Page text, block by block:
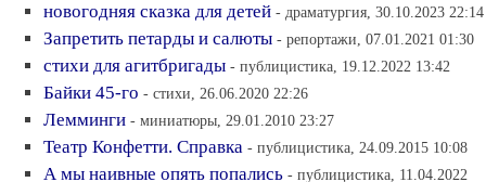
новогодняя сказка для детей - драматургия, 30.10.2023 22:14
Запретить петарды и салюты - репортажи, 07.01.2021 01:30
стихи для агитбригады - публицистика, 19.12.2022 13:42
Байки 45-го - стихи, 26.06.2020 22:26
Лемминги - миниатюры, 29.01.2010 23:27
Театр Конфетти. Справка - публицистика, 24.09.2015 10:08
А мы наивные опять попались - публицистика, 11.04.2022